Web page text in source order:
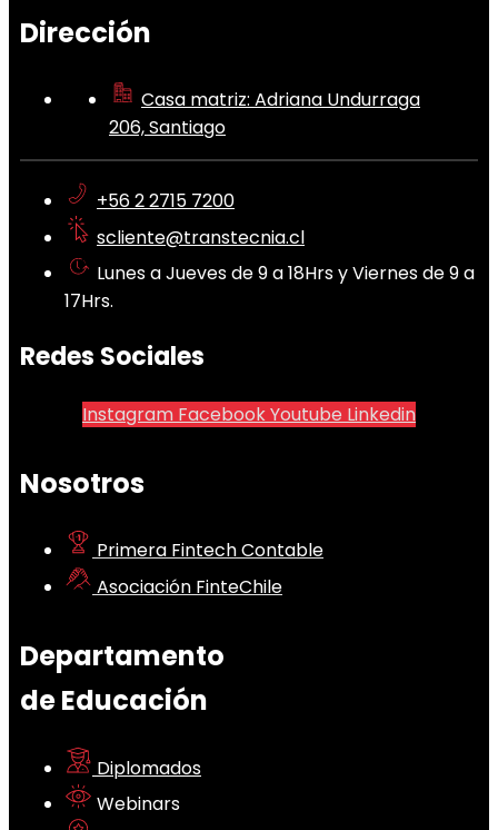
Dirección
Casa matriz: Adriana Undurraga
206, Santiago
+56 2 2715 7200
scliente@transtecnia.cl
Lunes a Jueves de 9 a 18Hrs y Viernes de 9 a
17Hrs.
Redes Sociales
Instagram FacebookYoutube Linkedin
Nosotros
Primera Fintech Contable
Asociación FinteChile
Departamento
de Educación
Diplomados
Webinars